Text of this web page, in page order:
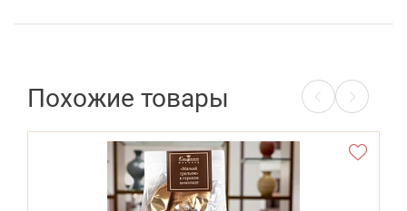
Похожие товары